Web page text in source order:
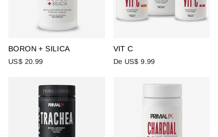
BORON + SILICA
US$ 20.99
VIT C
De US$ 9.99